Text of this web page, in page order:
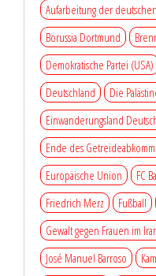
Aufarbeitung der
Borussia Dortmund
Demokratische Partei (USA)
Deutschland
Die
Einwanderungsland
Ende des
Europäische Union
FC
Friedrich Merz
Fußball
Gewalt gegen Frauen im
José Manuel Barroso